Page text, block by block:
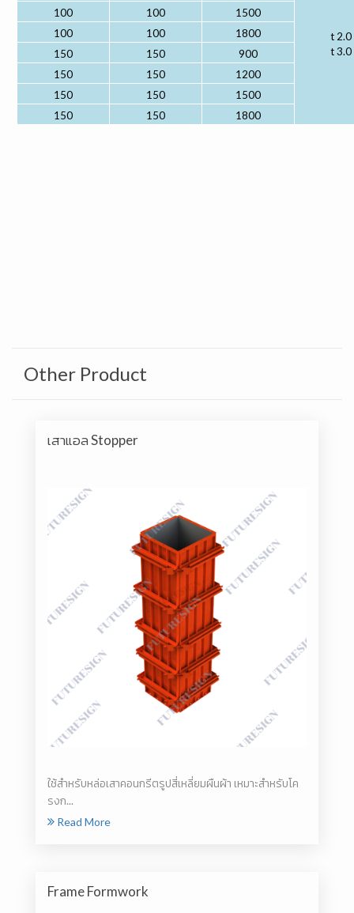
t 2.0
t 3.0
100
100
1500
100
100
1800
150
150
900
150
150
1200
150
150
1500
150
150 1800
Other Product
เสาแอล Stopper
ใช้สำหรับหล่อเสาคอนกรีตรูปสี่เหลี่ยมผืนผ้า เหมาะสำหรับโค
รงก...
Read More
Frame Formwork